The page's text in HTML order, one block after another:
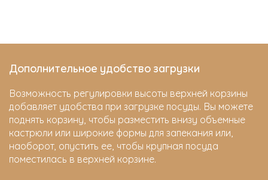
Дополнительное удобство загрузки
Возможность регулировки высоты верхней корзины
добавляет удобства при загрузке посуды. Вы можете
поднять корзину, чтобы разместить внизу объемные
кастрюли или широкие формы для запекания или,
наоборот, опустить ее, чтобы крупная посуда
поместилась в верхней корзине.